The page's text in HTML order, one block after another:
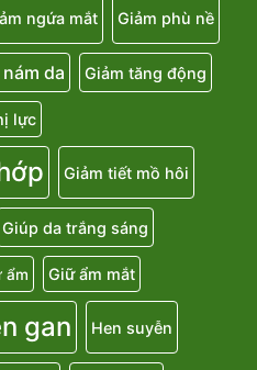
ngứa mắt Giảm phù nề
da Giảm tăng động
lực
Giảm tiết mồ hôi
Giúp da trắng sáng
ẩm Giữ ẩm mắt
gan Hen suyễn